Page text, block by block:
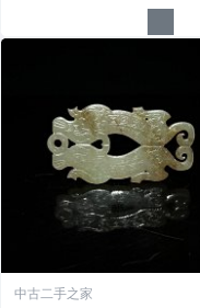
中古二手之家